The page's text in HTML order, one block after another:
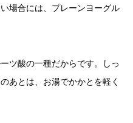
場合には、プレーンヨーグル
ツ酸の一種だからです。しっ
あとは、お湯でかかとを軽く